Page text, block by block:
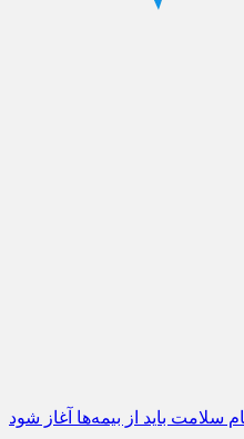
سلامت باید از بیمه‌ها آغاز شود